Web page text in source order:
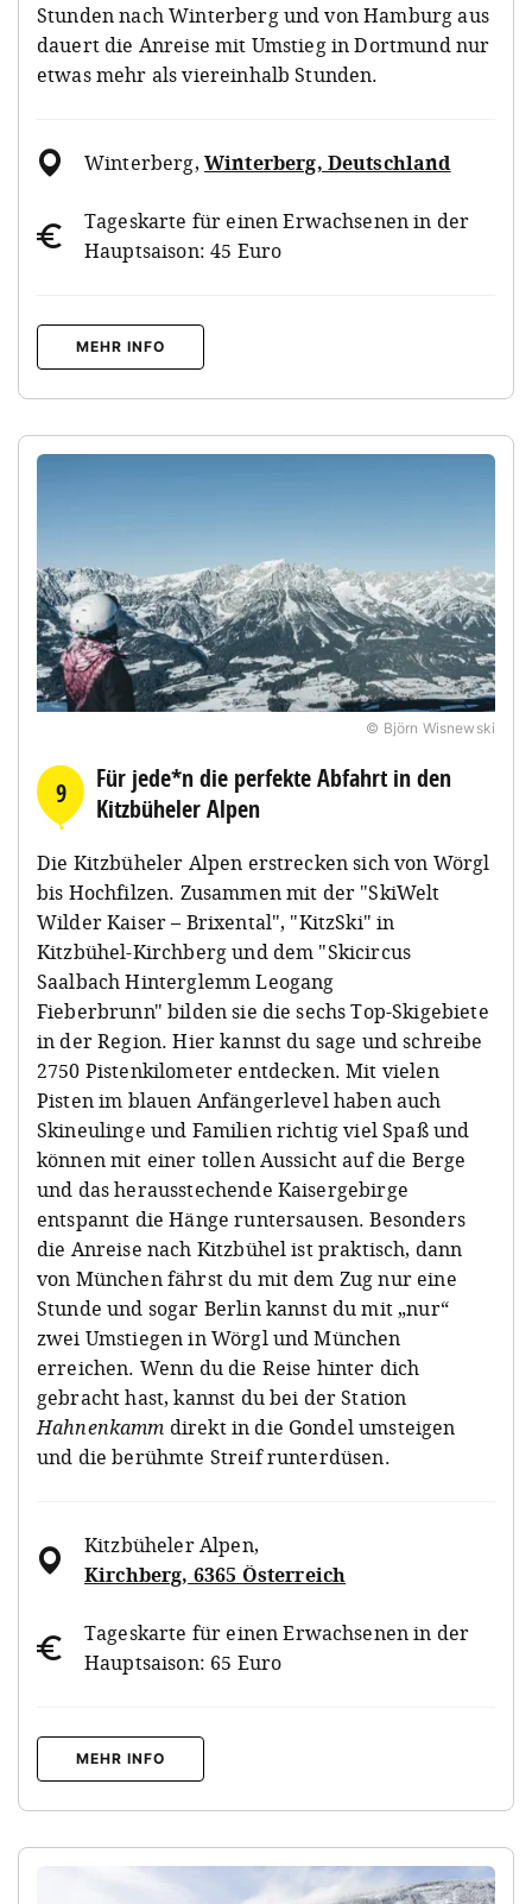
Stunden nach Winterberg und von Hamburg aus
dauert die Anreise mit Umstieg in Dortmund nur
etwas mehr als viereinhalb Stunden.
Winterberg, Winterberg, Deutschland
Tageskarte für einen Erwachsenen in der
Hauptsaison: 45 Euro
MEHR INFO
© Björn Wisnewski
9
Für jede*n die perfekte Abfahrt in den
Kitzbüheler Alpen
Die Kitzbüheler Alpen erstrecken sich von Wörgl
bis Hochfilzen. Zusammen mit der "SkiWelt
Wilder Kaiser – Brixental", "KitzSki" in
Kitzbühel-Kirchberg und dem "Skicircus
Saalbach Hinterglemm Leogang
Fieberbrunn" bilden sie die sechs Top-Skigebiete
in der Region. Hier kannst du sage und schreibe
2750 Pistenkilometer entdecken. Mit vielen
Pisten im blauen Anfängerlevel haben auch
Skineulinge und Familien richtig viel Spaß und
können mit einer tollen Aussicht auf die Berge
und das herausstechende Kaisergebirge
entspannt die Hänge runtersausen. Besonders
die Anreise nach Kitzbühel ist praktisch, dann
von München fährst du mit dem Zug nur eine
Stunde und sogar Berlin kannst du mit „nur“
zwei Umstiegen in Wörgl und München
erreichen. Wenn du die Reise hinter dich
gebracht hast, kannst du bei der Station
Hahnenkamm direkt in die Gondel umsteigen
und die berühmte Streif runterdüsen.
Kitzbüheler Alpen,
Kirchberg, 6365 Österreich
Tageskarte für einen Erwachsenen in der
Hauptsaison: 65 Euro
MEHR INFO